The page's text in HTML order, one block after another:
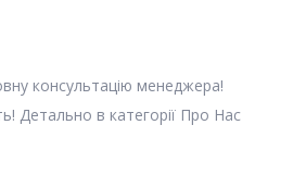
консультацію менеджера!
Детально в категорії Про Нас